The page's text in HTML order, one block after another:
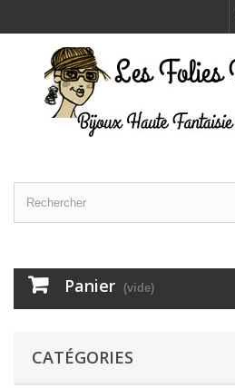
Panier (vide)
CATÉGORIES